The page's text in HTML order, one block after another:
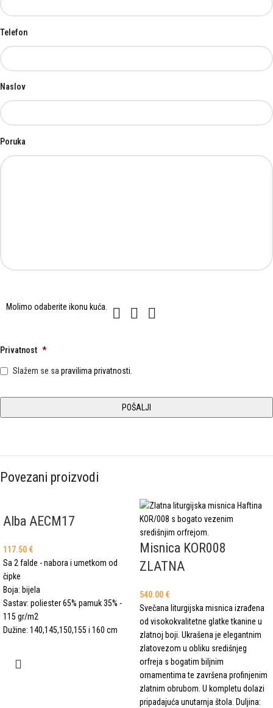
Telefon
Naslov
Poruka
Molimo odaberite ikonu kuća. Molimo
odaberite
1 2
Privatnost *
Slažem se sapravilima privatnosti.
Povezani proizvodi
Alba AECM17
117.50 €
Sa 2 falde - nabora i umetkom od
čipke
Boja: bijela
Sastav: poliester 65% pamuk 35% -
115 gr/m2
Dužine: 140,145,150,155 i 160 cm
Misnica KOR008
ZLATNA
540.00 €
Svečana liturgijska misnica izrađena
od visokokvalitetne glatke tkanine u
zlatnoj boji. Ukrašena je elegantnim
zlatovezom u obliku središnjeg
orfreja s bogatim biljnim
ornamentima te završena profinjenim
zlatnim obrubom. U kompletu dolazi
pripadajuća unutarnja štola. Duljina: